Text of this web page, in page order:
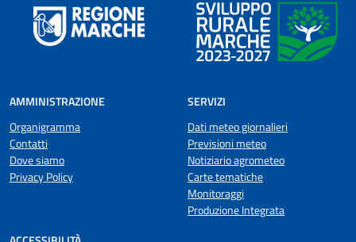
AMMINISTRAZIONE
Organigramma
Contatti
Dove siamo
Privacy Policy
SERVIZI
Dati meteo giornalieri
Previsioni meteo
Notiziario agrometeo
Carte tematiche
Monitoraggi
Produzione Integrata